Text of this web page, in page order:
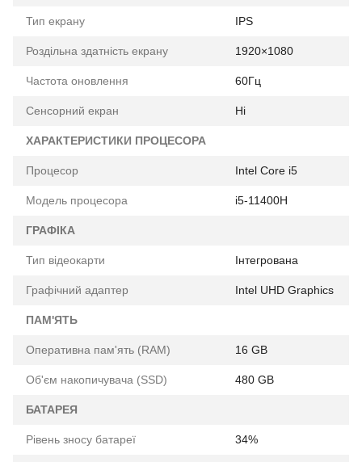
Тип екрану IPS
Роздільна здатність екрану 1920×1080
Частота оновлення 60Гц
Сенсорний екран Ні
ХАРАКТЕРИСТИКИ ПРОЦЕСОРА
Процесор Intel Core i5
Модель процесора i5-11400H
ГРАФІКА
Тип відеокарти Інтегрована
Графічний адаптер Intel UHD Graphics
ПАМ'ЯТЬ
Оперативна пам'ять (RAM) 16 GB
Об'єм накопичувача (SSD) 480 GB
БАТАРЕЯ
Рівень зносу батареї 34%